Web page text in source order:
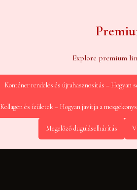
Explore premium
Konténer rendelés és újrahasznosítás – Hogyan
Kollagén és ízületek – Hogyan javítja a
Megelőző duguláselhárítás